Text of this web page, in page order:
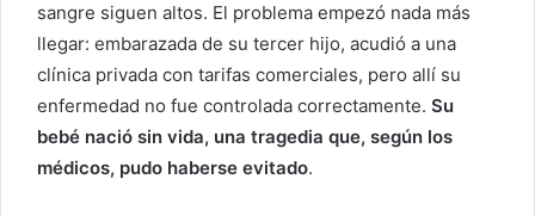
sangre siguen altos. El problema empezó nada más
llegar: embarazada de su tercer hijo, acudió a una
clínica privada con tarifas comerciales, pero allí su
enfermedad no fue controlada correctamente. Su
bebé nació sin vida, una tragedia que, según los
médicos, pudo haberse evitado.